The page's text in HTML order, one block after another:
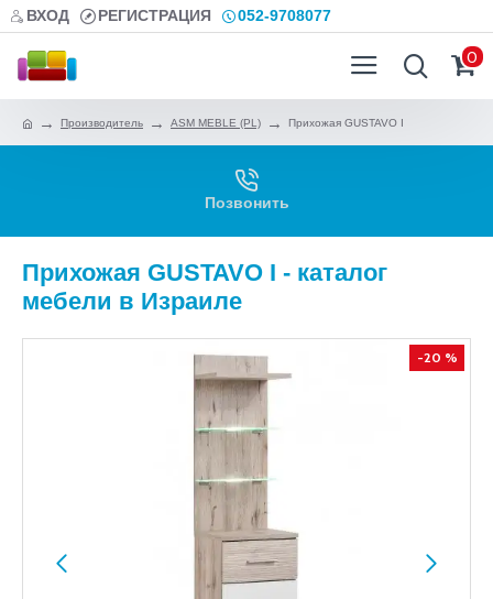
ВХОД РЕГИСТРАЦИЯ 052-9708077
0
Производитель ASM MEBLE (PL) Прихожая GUSTAVO I
Позвонить
Прихожая GUSTAVO I - каталог
мебели в Израиле
-20 %